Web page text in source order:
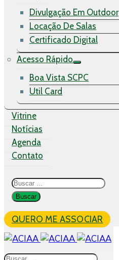
Divulgação Em Outdoor
Locação De Salas
Certificado Digital
Acesso Rápido
Boa Vista SCPC
Util Card
Vitrine
Notícias
Agenda
Contato
QUERO ME ASSOCIAR